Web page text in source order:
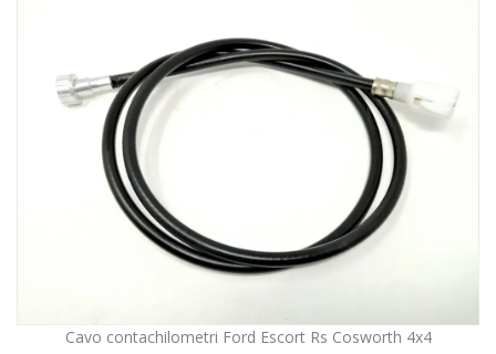
Cavo contachilometri Ford Escort Rs Cosworth 4x4